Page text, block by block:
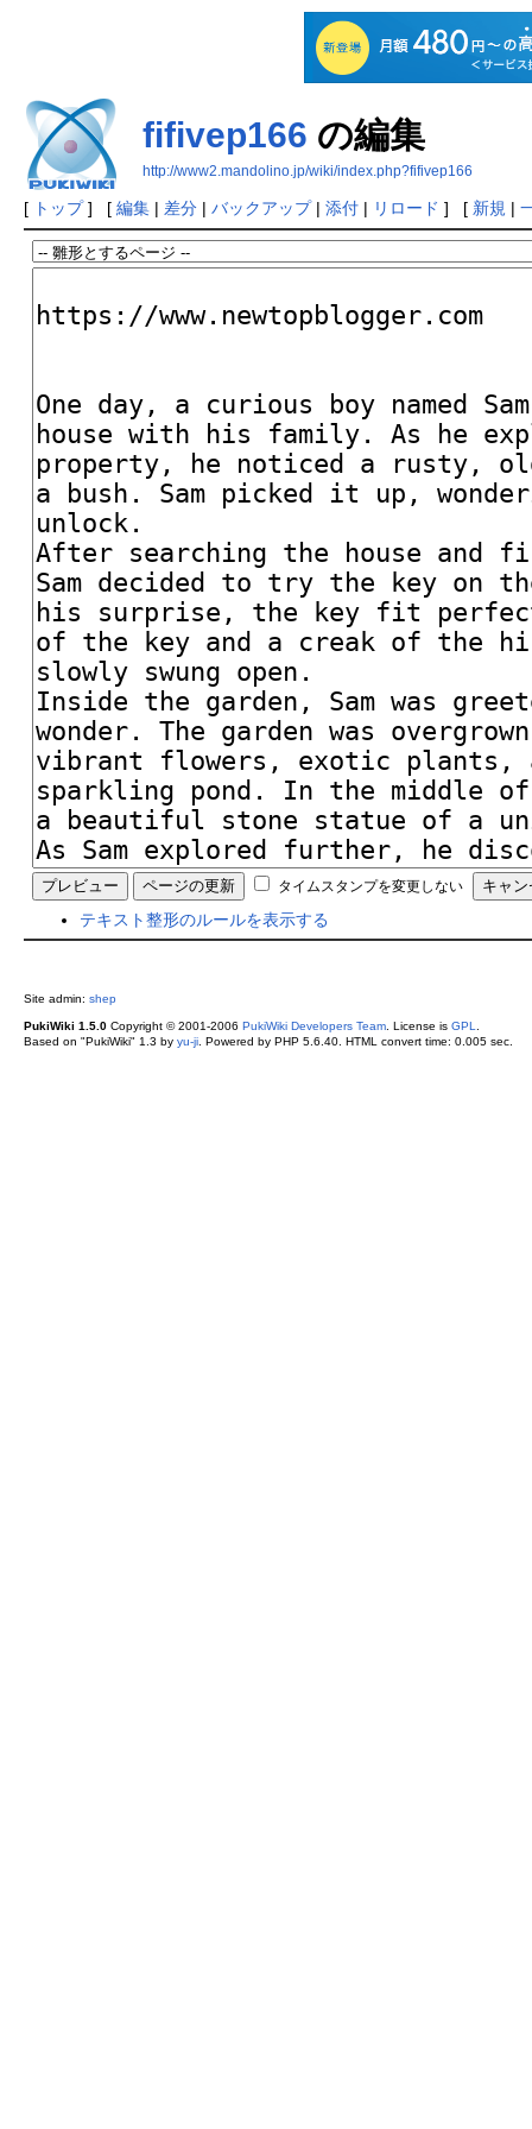
fifivep166 の編集
http://www2.mandolino.jp/wiki/index.php?fifivep166
[ トップ] [ 編集| 差分| バックアップ| 添付| リロード ] [ 新規 |
タイムスタンプを変更しない
テキスト整形のルールを表示する
Site admin: shep
PukiWiki 1.5.0Copyright © 2001-2006 PukiWiki Developers Team. License is GPL
Based on "PukiWiki" 1.3 by yu-ji. Powered by PHP 5.6.40. HTML convert time: 0.005 sec.